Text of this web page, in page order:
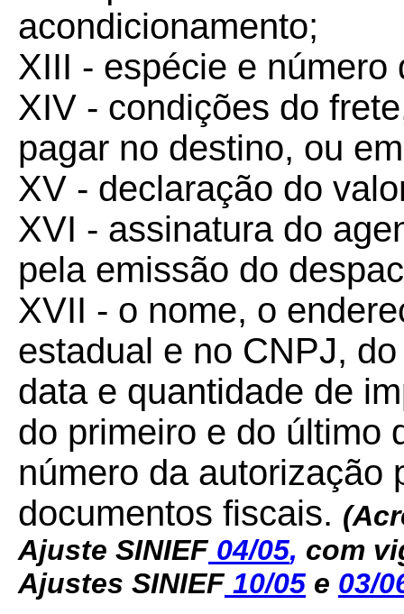
acondicionamento;
XIII - espécie e
XIV - condições do
pagar no destino, ou
XV - declaração do
XVI - assinatura do
pela emissão do
XVII - o nome, o
estadual e no CNPJ,
data e quantidade de
do primeiro e do último
número da autorização
documentos fiscais.
Ajuste SINIEF04/05, com
Ajustes SINIEF 10/05 e 03/